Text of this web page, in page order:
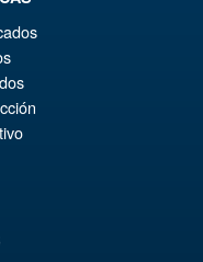
Dragon Ball Z
Form and Pod
2026 )